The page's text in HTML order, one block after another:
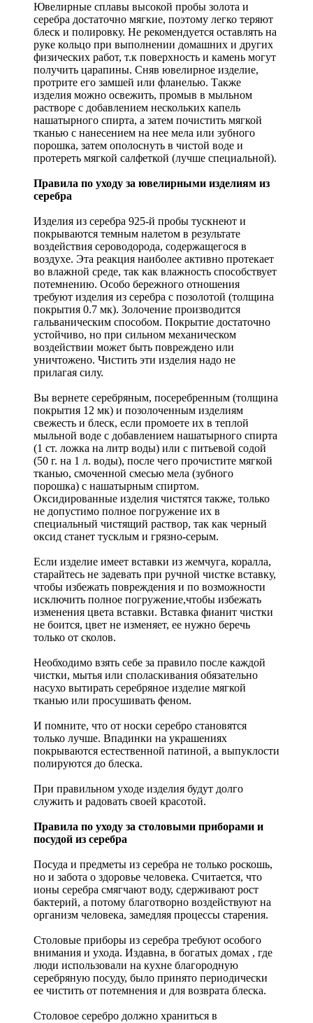
Ювелирные сплавы высокой пробы золота и
серебра достаточно мягкие, поэтому легко теряют
блеск и полировку. Не рекомендуется оставлять на
руке кольцо при выполнении домашних и других
физических работ, т.к поверхность и камень могут
получить царапины. Сняв ювелирное изделие,
протрите его замшей или фланелью. Также
изделия можно освежить, промыв в мыльном
растворе с добавлением нескольких капель
нашатырного спирта, а затем почистить мягкой
тканью с нанесением на нее мела или зубного
порошка, затем ополоснуть в чистой воде и
протереть мягкой салфеткой (лучше специальной).
Правила по уходу за ювелирными изделиям из
серебра
Изделия из серебра 925-й пробы тускнеют и
покрываются темным налетом в результате
воздействия сероводорода, содержащегося в
воздухе. Эта реакция наиболее активно протекает
во влажной среде, так как влажность способствует
потемнению. Особо бережного отношения
требуют изделия из серебра с позолотой (толщина
покрытия 0.7 мк). Золочение производится
гальваническим способом. Покрытие достаточно
устойчиво, но при сильном механическом
воздействии может быть повреждено или
уничтожено. Чистить эти изделия надо не
прилагая силу.
Вы вернете серебряным, посеребренным (толщина
покрытия 12 мк) и позолоченным изделиям
свежесть и блеск, если промоете их в теплой
мыльной воде с добавлением нашатырного спирта
(1 ст. ложка на литр воды) или с питьевой содой
(50 г. на 1 л. воды), после чего прочистите мягкой
тканью, смоченной смесью мела (зубного
порошка) с нашатырным спиртом.
Оксидированные изделия чистятся также, только
не допустимо полное погружение их в
специальный чистящий раствор, так как черный
оксид станет тусклым и грязно-серым.
Если изделие имеет вставки из жемчуга, коралла,
старайтесь не задевать при ручной чистке вставку,
чтобы избежать повреждения и по возможности
исключить полное погружение,чтобы избежать
изменения цвета вставки. Вставка фианит чистки
не боится, цвет не изменяет, ее нужно беречь
только от сколов.
Необходимо взять себе за правило после каждой
чистки, мытья или споласкивания обязательно
насухо вытирать серебряное изделие мягкой
тканью или просушивать феном.
И помните, что от носки серебро становятся
только лучше. Впадинки на украшениях
покрываются естественной патиной, а выпуклости
полируются до блеска.
При правильном уходе изделия будут долго
служить и радовать своей красотой.
Правила по уходу за столовыми приборами и
посудой из серебра
Посуда и предметы из серебра не только роскошь,
но и забота о здоровье человека. Считается, что
ионы серебра смягчают воду, сдерживают рост
бактерий, а потому благотворно воздействуют на
организм человека, замедляя процессы старения.
Столовые приборы из серебра требуют особого
внимания и ухода. Издавна, в богатых домах , где
люди использовали на кухне благородную
серебряную посуду, было принято периодически
ее чистить от потемнения и для возврата блеска.
Столовое серебро должно храниться в